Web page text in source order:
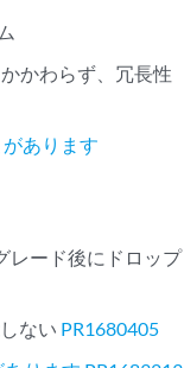
かわらず、冗長性
があります
レード後にドロップ
ない PR1680405